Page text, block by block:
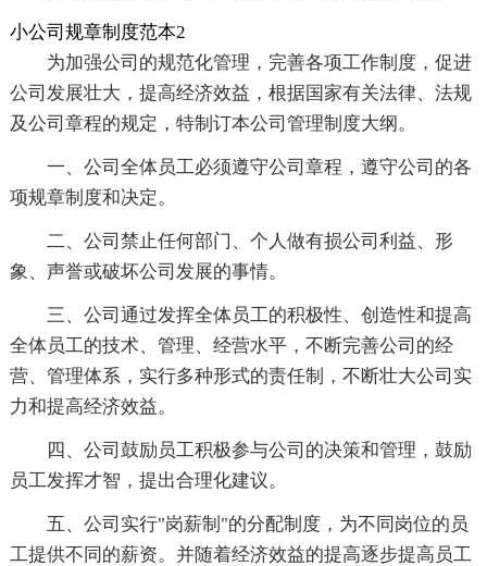
小公司规章制度范本2
为加强公司的规范化管理，完善各项工作制度，促进
公司发展壮大，提高经济效益，根据国家有关法律、法规
及公司章程的规定，特制订本公司管理制度大纲。
一、公司全体员工必须遵守公司章程，遵守公司的各
项规章制度和决定。
二、公司禁止任何部门、个人做有损公司利益、形
象、声誉或破坏公司发展的事情。
三、公司通过发挥全体员工的积极性、创造性和提高
全体员工的技术、管理、经营水平，不断完善公司的经
营、管理体系，实行多种形式的责任制，不断壮大公司实
力和提高经济效益。
四、公司鼓励员工积极参与公司的决策和管理，鼓励
员工发挥才智，提出合理化建议。
五、公司实行"岗薪制"的分配制度，为不同岗位的员
工提供不同的薪资。并随着经济效益的提高逐步提高员工